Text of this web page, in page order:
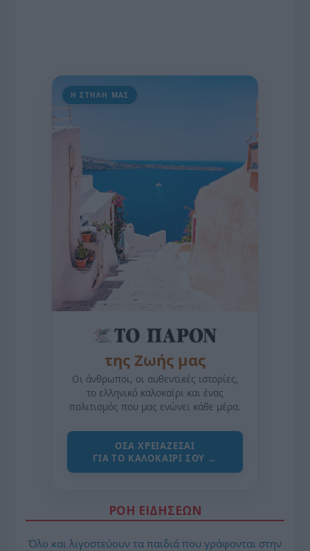
Η ΣΤΗΛΗ ΜΑΣ
της Ζωής μας
Οι άνθρωποι, οι αυθεντικές ιστορίες,
το ελληνικό καλοκαίρι και ένας
πολιτισμός που μας ενώνει κάθε μέρα.
ΌΣΑ ΧΡΕΙΆΖΕΣΑΙ
ΓΙΑ ΤΟ ΚΑΛΟΚΑΊΡΙ ΣΟΥ →
ΡΟΗ ΕΙΔΗΣΕΩΝ
Όλο και λιγοστεύουν τα παιδιά που γράφονται στην